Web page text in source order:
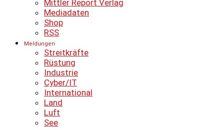
Mittler Report Verlag
Mediadaten
Shop
RSS
Meldungen
Streitkräfte
Rüstung
Industrie
Cyber/IT
International
Land
Luft
See